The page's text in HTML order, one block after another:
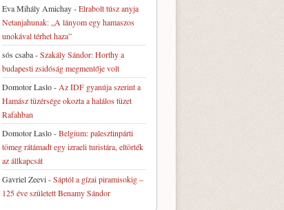
Eva Mihály Amichay-Elrabolt túsz anyja
Netanjahunak: „A lányom egy hamaszos
unokával térhet haza”
sós csaba-Szakály Sándor: Horthy a
budapesti zsidóság megmentője volt
Domotor Laslo- Az IDF gyanúja szerint a
Hamász tüzérsége okozta a halálos tüzet
Rafahban
Domotor Laslo-Belgium: palesztinpárti
tömeg rátámadt egy izraeli turistára, eltörték
az állkapcsát
Gavriel Zeevi-Sáptól a gízai piramisokig –
125 éve született Benamy Sándor